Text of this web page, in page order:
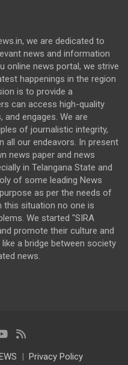
we are dedicated to
news and information
online news portal, we strive
happenings in the region
is to provide a
can access high-quality
engages. We are
of journalistic integrity,
all our endeavors. In present
news paper and news
in Telangana State and
of some leading News
as per the needs of
this situation no one is
We started "SIRA
promote their culture and
a bridge between society
news.
Privacy Policy